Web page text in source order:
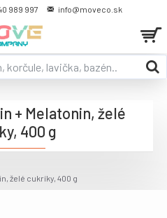
989 997 info@moveco.sk
želé cukríky, 400 g
+ Melatonin, želé
400 g